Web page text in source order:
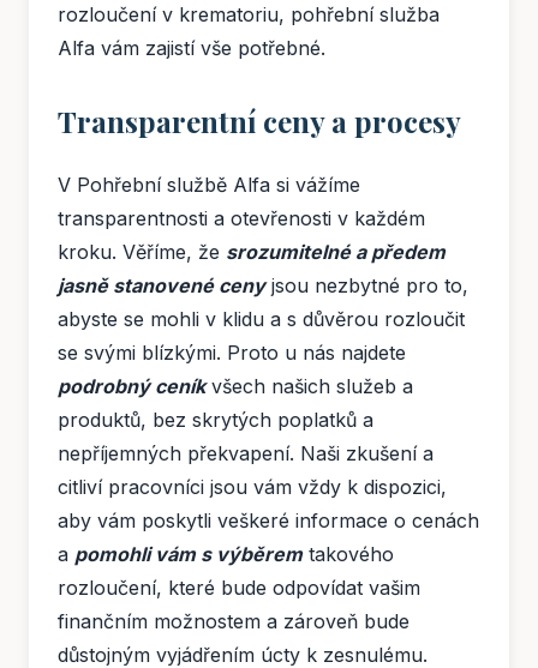
rozloučení v krematoriu, pohřební služba
Alfa vám zajistí vše potřebné.
Transparentní ceny a procesy
V Pohřební službě Alfa si vážíme
transparentnosti a otevřenosti v každém
kroku. Věříme, že srozumitelné a předem
jasně stanovené cenyjsou nezbytné pro to,
abyste se mohli v klidu a s důvěrou rozloučit
se svými blízkými. Proto u nás najdete
podrobný ceníkvšech našich služeb a
produktů, bez skrytých poplatků a
nepříjemných překvapení. Naši zkušení a
citliví pracovníci jsou vám vždy k dispozici,
aby vám poskytli veškeré informace o cenách
a pomohli vám s výběremtakového
rozloučení, které bude odpovídat vašim
finančním možnostem a zároveň bude
důstojným vyjádřením úcty k zesnulému.